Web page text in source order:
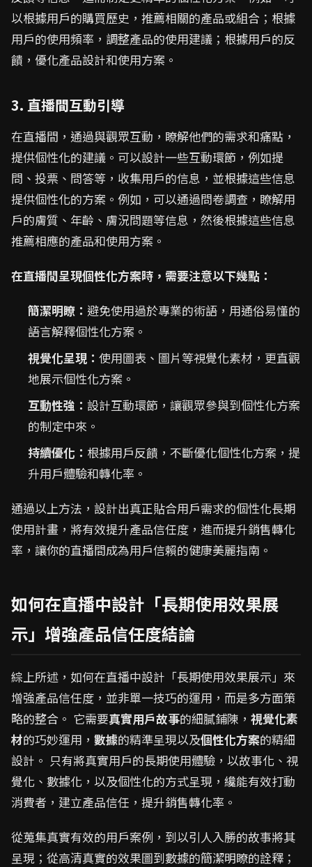
以根據用戶的購買歷史，推薦相關的產品或組合；根據
用戶的使用頻率，調整產品的使用建議；根據用戶的反
饋，優化產品設計和使用方案。
3. 直播間互動引導
在直播間，通過與觀眾互動，瞭解他們的需求和痛點，
提供個性化的建議。可以設計一些互動環節，例如提
問、投票、問答等，收集用戶的信息，並根據這些信息
提供個性化的方案。例如，可以通過問卷調查，瞭解用
戶的膚質、年齡、膚況問題等信息，然後根據這些信息
推薦相應的產品和使用方案。
在直播間呈現個性化方案時，需要注意以下幾點：
簡潔明瞭： 避免使用過於專業的術語，用通俗易懂的
語言解釋個性化方案。
視覺化呈現： 使用圖表、圖片等視覺化素材，更直觀
地展示個性化方案。
互動性強： 設計互動環節，讓觀眾參與到個性化方案
的制定中來。
持續優化： 根據用戶反饋，不斷優化個性化方案，提
升用戶體驗和轉化率。
通過以上方法，設計出真正貼合用戶需求的個性化長期
使用計畫，將有效提升產品信任度，進而提升銷售轉化
率，讓你的直播間成為用戶信賴的健康美麗指南。
如何在直播中設計「長期使用效果展
示」增強產品信任度結論
綜上所述，如何在直播中設計「長期使用效果展示」來
增強產品信任度，並非單一技巧的運用，而是多方面策
略的整合。 它需要真實用戶故事的細膩鋪陳， 視覺化素
材的巧妙運用， 數據的精準呈現以及個性化方案的精細
設計。 只有將真實用戶的長期使用體驗，以故事化、視
覺化、數據化，以及個性化的方式呈現，纔能有效打動
消費者，建立產品信任，提升銷售轉化率。
從蒐集真實有效的用戶案例，到以引人入勝的故事將其
呈現；從高清真實的效果圖到數據的簡潔明瞭的詮釋；